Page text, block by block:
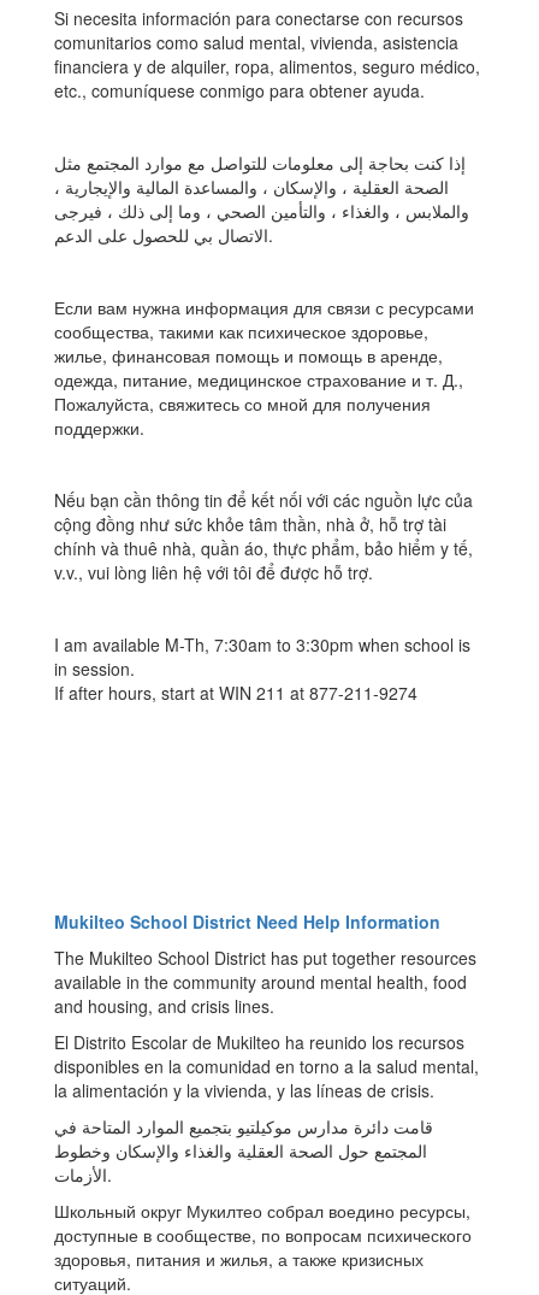
Si necesita información para conectarse con recursos
comunitarios como salud mental, vivienda, asistencia
financiera y de alquiler, ropa, alimentos, seguro médico,
etc., comuníquese conmigo para obtener ayuda.
إذا كنت بحاجة إلى معلومات للتواصل مع موارد المجتمع مثل
الصحة العقلية ، والإسكان ، والمساعدة المالية والإيجارية ،
والملابس ، والغذاء ، والتأمين الصحي ، وما إلى ذلك ، فيرجى
الاتصال بي للحصول على الدعم.
Если вам нужна информация для связи с ресурсами
сообщества, такими как психическое здоровье,
жилье, финансовая помощь и помощь в аренде,
одежда, питание, медицинское страхование и т. Д.,
Пожалуйста, свяжитесь со мной для получения
поддержки.
Nếu bạn cần thông tin để kết nối với các nguồn lực của
cộng đồng như sức khỏe tâm thần, nhà ở, hỗ trợ tài
chính và thuê nhà, quần áo, thực phẩm, bảo hiểm y tế,
v.v., vui lòng liên hệ với tôi để được hỗ trợ.
I am available M-Th, 7:30am to 3:30pm when school is
in session.
If after hours, start at WIN 211 at 877-211-9274
Mukilteo School District Need Help Information
The Mukilteo School District has put together resources
available in the community around mental health, food
and housing, and crisis lines.
El Distrito Escolar de Mukilteo ha reunido los recursos
disponibles en la comunidad en torno a la salud mental,
la alimentación y la vivienda, y las líneas de crisis.
قامت دائرة مدارس موكيلتيو بتجميع الموارد المتاحة في
المجتمع حول الصحة العقلية والغذاء والإسكان وخطوط
الأزمات.
Школьный округ Мукилтео собрал воедино ресурсы,
доступные в сообществе, по вопросам психического
здоровья, питания и жилья, а также кризисных
ситуаций.